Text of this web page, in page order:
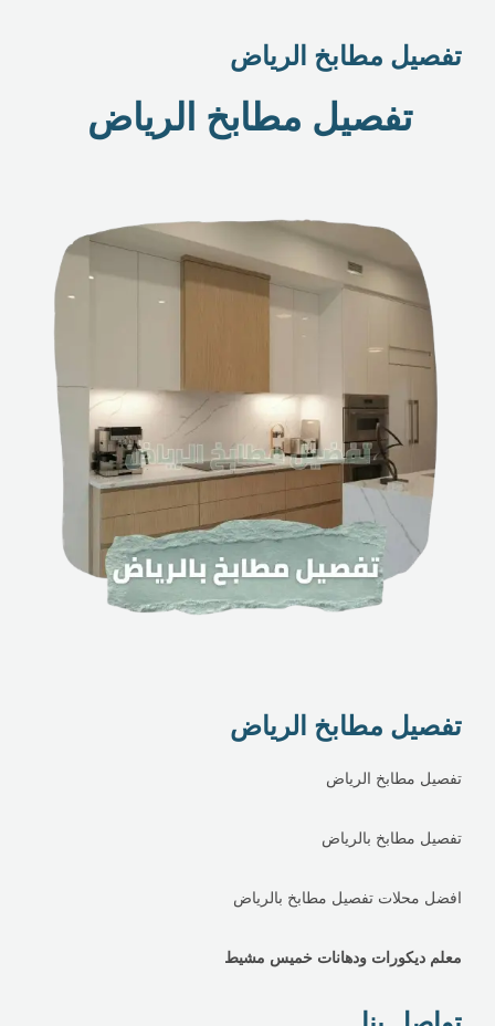
تفصيل مطابخ الرياض
تفصيل مطابخ الرياض
تفصيل مطابخ الرياض
تفصيل مطابخ الرياض
تفصيل مطابخ بالرياض
افضل محلات تفصيل مطابخ بالرياض
معلم ديكورات ودهانات خميس مشيط